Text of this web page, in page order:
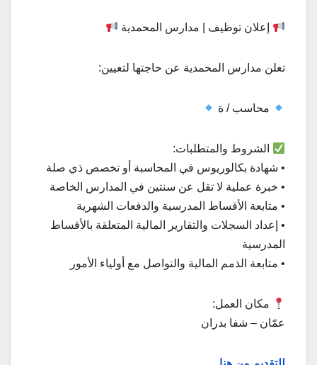
إعلان توظيف | مدارس المحمدية
تعلن مدارس المحمدية عن حاجتها لتعيين:
محاسب / ة
الشروط والمتطلبات:
• شهادة بكالوريوس في المحاسبة أو تخصص ذي صلة
• خبرة عملية لا تقل عن سنتين في المدارس الخاصة
• متابعة الأقساط المدرسية والدفعات الشهرية
• إعداد السجلات والتقارير المالية المتعلقة بالأقساط
المدرسية
• متابعة الذمم المالية والتواصل مع أولياء الأمور
مكان العمل:
عمّان – شفا بدران